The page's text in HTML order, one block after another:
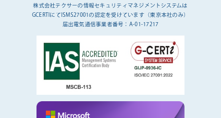
株式会社テクサーの情報セキュリティマネジメントシステムは
GCERTIにてISMS27001の認定を受けています（東京本社のみ）
届出電気通信事業者番号：A-01-17217